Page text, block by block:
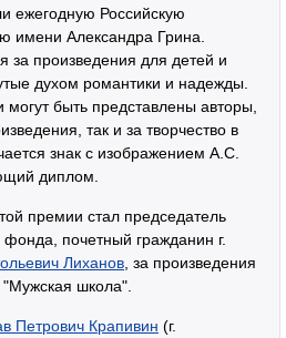
ежегодную Российскую
имени Александра Грина.
за произведения для детей и
духом романтики и надежды.
быть представлены авторы,
так и за творчество в
знак с изображением А.С.
диплом.
премии стал председатель
фонда, почетный гражданин г.
Лиханов , за произведения
школа".
Петрович Крапивин (г.